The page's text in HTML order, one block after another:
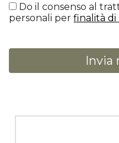
Do il consenso al
personali perfinalità
Invia